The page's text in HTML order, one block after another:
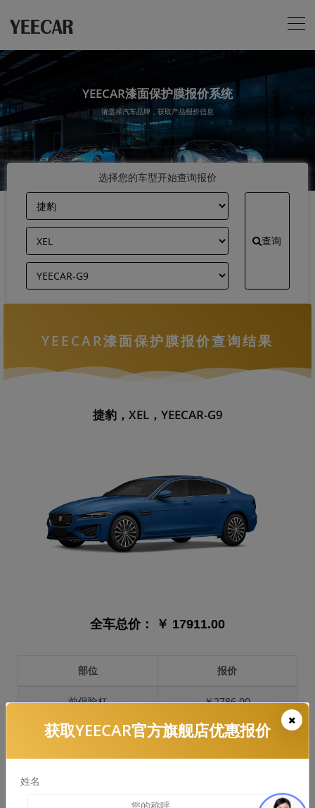
YEECAR漆面保护膜报价系统
请选择汽车品牌，获取产品报价信息
选择您的车型开始查询报价
查询
YEECAR漆面保护膜报价查询结果
捷豹，XEL，YEECAR-G9
全车总价： ￥ 17911.00
部位 报价
前保险杠 ￥2786.00
引擎盖 ￥3871.00
左右两侧前叶子板 ￥2903.00
获取YEECAR官方旗舰店优惠报价
姓名